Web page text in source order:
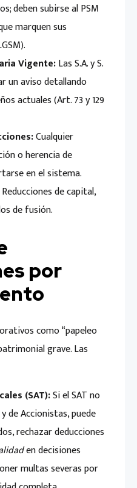
deben subirse al PSM
marquen sus
Vigente:Las S.A. y S.
un aviso detallando
actuales (Art. 73 y 129
Cualquier
o herencia de
en el sistema.
Reducciones de capital,
de fusión.
por
como “papeleo
grave. Las
(SAT):Si el SAT no
de Accionistas, puede
rechazar deducciones
en decisiones
multas severas por